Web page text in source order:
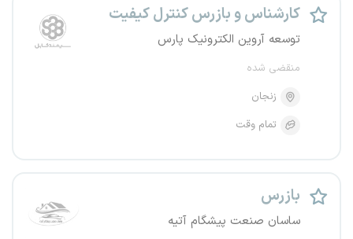
کارشناس و بازرس کنترل کیفیت
توسعه آروین الکترونیک پارس
منقضی شده
زنجان
تمام وقت
بازرس
ساسان صنعت پیشگام آتیه